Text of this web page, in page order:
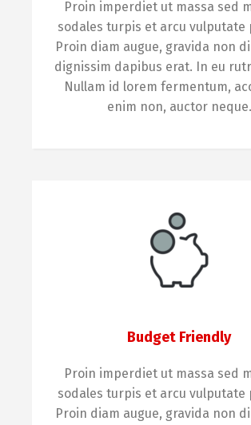
Proin imperdiet ut massa sed
sodales turpis et arcu vulputate
Proin diam augue, gravida non
dignissim dapibus erat. In eu
Nullam id lorem fermentum,
enim non, auctor neque.
Budget Friendly
Proin imperdiet ut massa sed
sodales turpis et arcu vulputate
Proin diam augue, gravida non